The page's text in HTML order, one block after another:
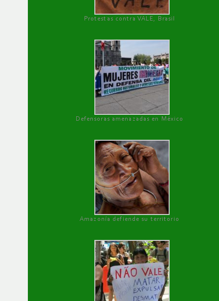
Protestas contra VALE, Brasil
Defensoras amenazadas en México
Amazonía defiende su territorio